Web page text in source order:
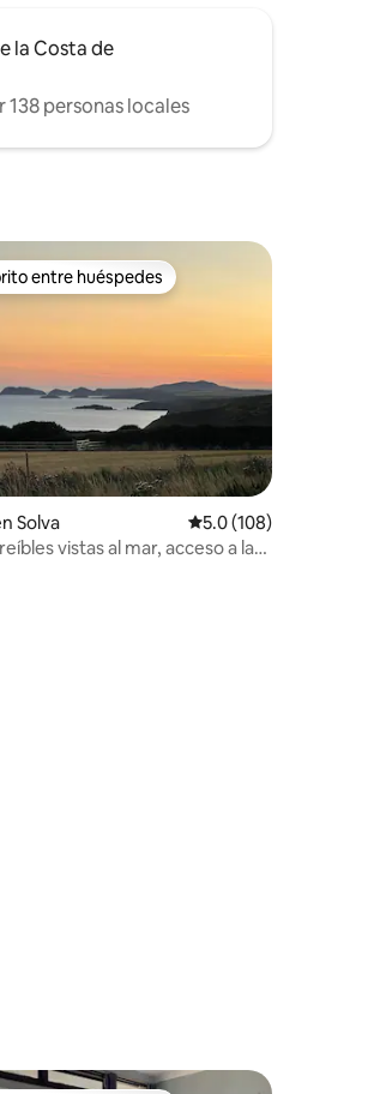
la Costa de
personas locales
de 5, 183 reseñas
entre huéspedes preferido
entre huéspedes
Solva Calificación
5.0 (108)
vistas al mar, acceso a la